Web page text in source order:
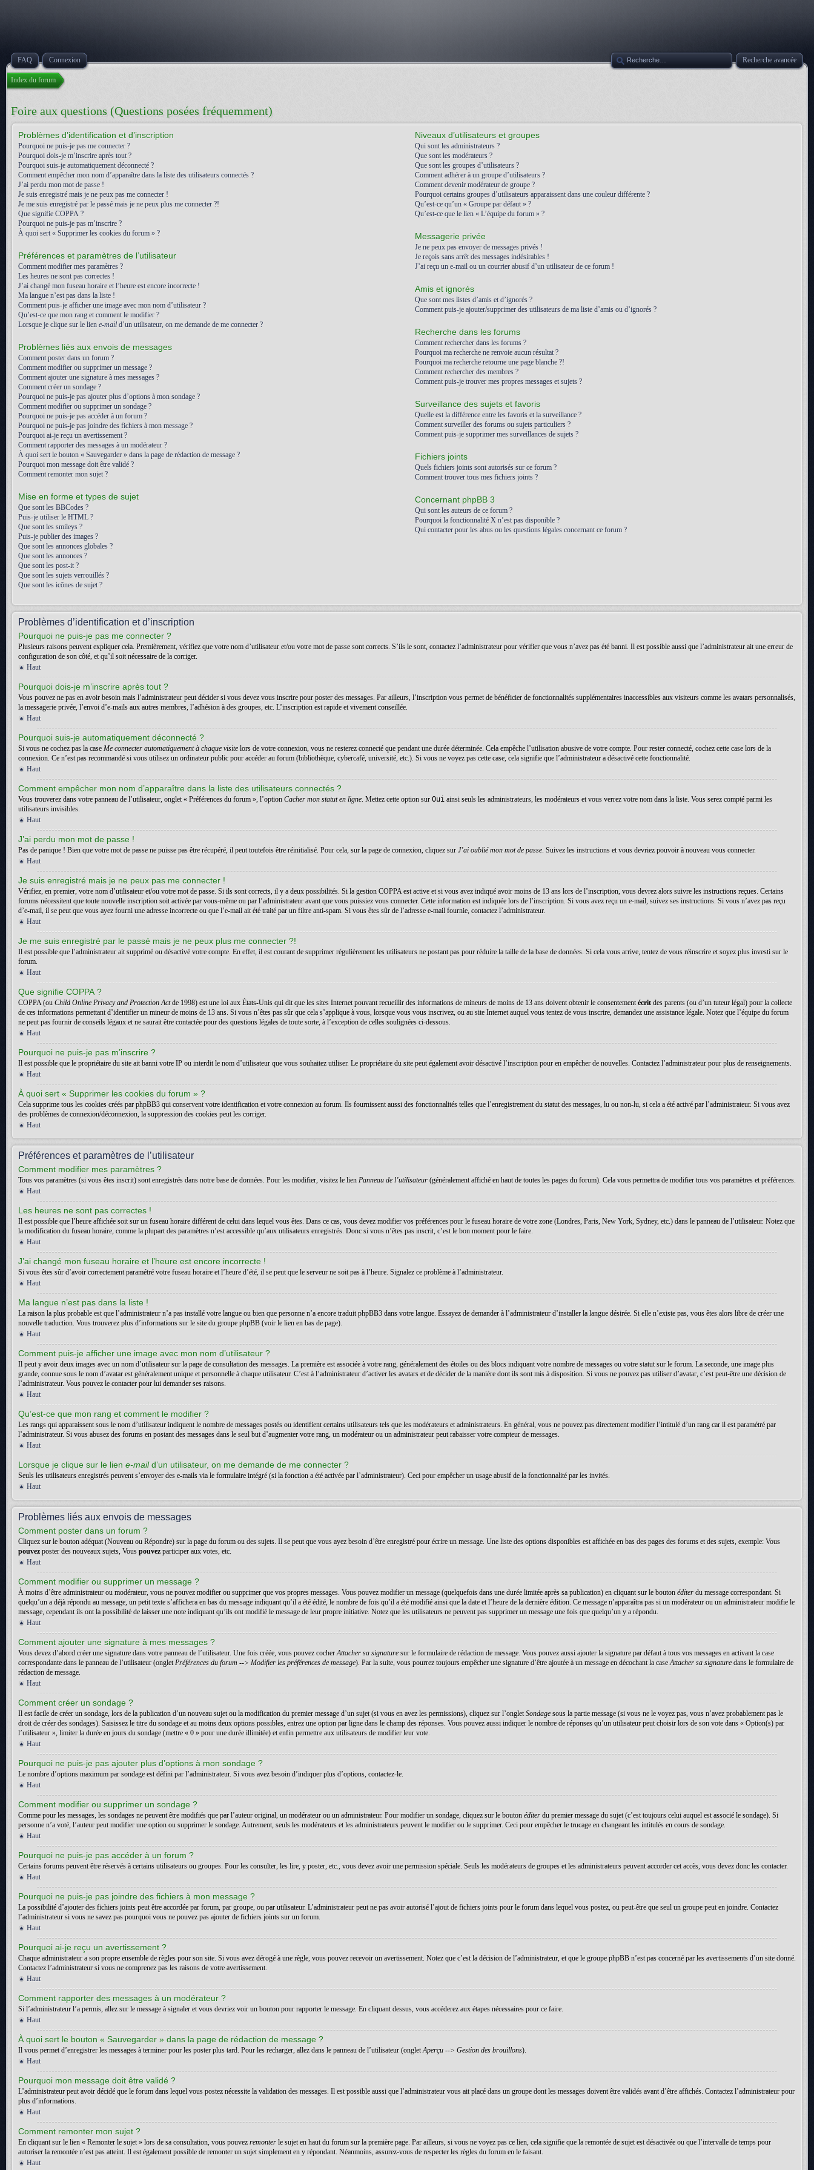
FAQ Connexion Recherche avancée
Index du forum
Foire aux questions (Questions posées fréquemment)
Problèmes d’identification et d’inscription
Pourquoi ne puis-je pas me connecter ?
Pourquoi dois-je m’inscrire après tout ?
Pourquoi suis-je automatiquement déconnecté ?
Comment empêcher mon nom d’apparaître dans la liste des utilisateurs connectés ?
J’ai perdu mon mot de passe !
Je suis enregistré mais je ne peux pas me connecter !
Je me suis enregistré par le passé mais je ne peux plus me connecter ?!
Que signifie COPPA ?
Pourquoi ne puis-je pas m’inscrire ?
À quoi sert « Supprimer les cookies du forum » ?
Préférences et paramètres de l’utilisateur
Comment modifier mes paramètres ?
Les heures ne sont pas correctes !
J’ai changé mon fuseau horaire et l’heure est encore incorrecte !
Ma langue n’est pas dans la liste !
Comment puis-je afficher une image avec mon nom d’utilisateur ?
Qu’est-ce que mon rang et comment le modifier ?
Lorsque je clique sur le lien e-mail d’un utilisateur, on me demande de me connecter ?
Problèmes liés aux envois de messages
Comment poster dans un forum ?
Comment modifier ou supprimer un message ?
Comment ajouter une signature à mes messages ?
Comment créer un sondage ?
Pourquoi ne puis-je pas ajouter plus d’options à mon sondage ?
Comment modifier ou supprimer un sondage ?
Pourquoi ne puis-je pas accéder à un forum ?
Pourquoi ne puis-je pas joindre des fichiers à mon message ?
Pourquoi ai-je reçu un avertissement ?
Comment rapporter des messages à un modérateur ?
À quoi sert le bouton « Sauvegarder » dans la page de rédaction de message ?
Pourquoi mon message doit être validé ?
Comment remonter mon sujet ?
Mise en forme et types de sujet
Que sont les BBCodes ?
Puis-je utiliser le HTML ?
Que sont les smileys ?
Puis-je publier des images ?
Que sont les annonces globales ?
Que sont les annonces ?
Que sont les post-it ?
Que sont les sujets verrouillés ?
Que sont les icônes de sujet ?
Niveaux d’utilisateurs et groupes
Qui sont les administrateurs ?
Que sont les modérateurs ?
Que sont les groupes d’utilisateurs ?
Comment adhérer à un groupe d’utilisateurs ?
Comment devenir modérateur de groupe ?
Pourquoi certains groupes d’utilisateurs apparaissent dans une couleur différente ?
Qu’est-ce qu’un « Groupe par défaut » ?
Qu’est-ce que le lien « L’équipe du forum » ?
Messagerie privée
Je ne peux pas envoyer de messages privés !
Je reçois sans arrêt des messages indésirables !
J’ai reçu un e-mail ou un courrier abusif d’un utilisateur de ce forum !
Amis et ignorés
Que sont mes listes d’amis et d’ignorés ?
Comment puis-je ajouter/supprimer des utilisateurs de ma liste d’amis ou d’ignorés ?
Recherche dans les forums
Comment rechercher dans les forums ?
Pourquoi ma recherche ne renvoie aucun résultat ?
Pourquoi ma recherche retourne une page blanche ?!
Comment rechercher des membres ?
Comment puis-je trouver mes propres messages et sujets ?
Surveillance des sujets et favoris
Quelle est la différence entre les favoris et la surveillance ?
Comment surveiller des forums ou sujets particuliers ?
Comment puis-je supprimer mes surveillances de sujets ?
Fichiers joints
Quels fichiers joints sont autorisés sur ce forum ?
Comment trouver tous mes fichiers joints ?
Concernant phpBB 3
Qui sont les auteurs de ce forum ?
Pourquoi la fonctionnalité X n’est pas disponible ?
Qui contacter pour les abus ou les questions légales concernant ce forum ?
Problèmes d’identification et d’inscription
Pourquoi ne puis-je pas me connecter ?
Plusieurs raisons peuvent expliquer cela. Premièrement, vérifiez que votre nom d’utilisateur et/ou votre mot de passe sont corrects. S’ils le sont, contactez l’administrateur pour vérifier que vous n’avez pas été banni. Il est possible aussi que l’administrateur ait une erreur de
configuration de son côté, et qu’il soit nécessaire de la corriger.
Haut
Pourquoi dois-je m’inscrire après tout ?
Vous pouvez ne pas en avoir besoin mais l’administrateur peut décider si vous devez vous inscrire pour poster des messages. Par ailleurs, l’inscription vous permet de bénéficier de fonctionnalités supplémentaires inaccessibles aux visiteurs comme les avatars personnalisés,
la messagerie privée, l’envoi d’e-mails aux autres membres, l’adhésion à des groupes, etc. L’inscription est rapide et vivement conseillée.
Haut
Pourquoi suis-je automatiquement déconnecté ?
Si vous ne cochez pas la case Me connecter automatiquement à chaque visite lors de votre connexion, vous ne resterez connecté que pendant une durée déterminée. Cela empêche l’utilisation abusive de votre compte. Pour rester connecté, cochez cette case lors de la
connexion. Ce n’est pas recommandé si vous utilisez un ordinateur public pour accéder au forum (bibliothèque, cybercafé, université, etc.). Si vous ne voyez pas cette case, cela signifie que l’administrateur a désactivé cette fonctionnalité.
Haut
Comment empêcher mon nom d’apparaître dans la liste des utilisateurs connectés ?
Vous trouverez dans votre panneau de l’utilisateur, onglet « Préférences du forum », l’option Cacher mon statut en ligne. Mettez cette option sur Oui ainsi seuls les administrateurs, les modérateurs et vous verrez votre nom dans la liste. Vous serez compté parmi les
utilisateurs invisibles.
Haut
J’ai perdu mon mot de passe !
Pas de panique ! Bien que votre mot de passe ne puisse pas être récupéré, il peut toutefois être réinitialisé. Pour cela, sur la page de connexion, cliquez sur J’ai oublié mon mot de passe. Suivez les instructions et vous devriez pouvoir à nouveau vous connecter.
Haut
Je suis enregistré mais je ne peux pas me connecter !
Vérifiez, en premier, votre nom d’utilisateur et/ou votre mot de passe. Si ils sont corrects, il y a deux possibilités. Si la gestion COPPA est active et si vous avez indiqué avoir moins de 13 ans lors de l’inscription, vous devrez alors suivre les instructions reçues. Certains
forums nécessitent que toute nouvelle inscription soit activée par vous-même ou par l’administrateur avant que vous puissiez vous connecter. Cette information est indiquée lors de l’inscription. Si vous avez reçu un e-mail, suivez ses instructions. Si vous n’avez pas reçu
d’e-mail, il se peut que vous ayez fourni une adresse incorrecte ou que l’e-mail ait été traité par un filtre anti-spam. Si vous êtes sûr de l’adresse e-mail fournie, contactez l’administrateur.
Haut
Je me suis enregistré par le passé mais je ne peux plus me connecter ?!
Il est possible que l’administrateur ait supprimé ou désactivé votre compte. En effet, il est courant de supprimer régulièrement les utilisateurs ne postant pas pour réduire la taille de la base de données. Si cela vous arrive, tentez de vous réinscrire et soyez plus investi sur le
forum.
Haut
Que signifie COPPA ?
COPPA (ou Child Online Privacy and Protection Actde 1998) est une loi aux États-Unis qui dit que les sites Internet pouvant recueillir des informations de mineurs de moins de 13 ans doivent obtenir le consentementécrit des parents (ou d’un tuteur légal) pour la collecte
de ces informations permettant d’identifier un mineur de moins de 13 ans. Si vous n’êtes pas sûr que cela s’applique à vous, lorsque vous vous inscrivez, ou au site Internet auquel vous tentez de vous inscrire, demandez une assistance légale. Notez que l’équipe du forum
ne peut pas fournir de conseils légaux et ne saurait être contactée pour des questions légales de toute sorte, à l’exception de celles soulignées ci-dessous.
Haut
Pourquoi ne puis-je pas m’inscrire ?
Il est possible que le propriétaire du site ait banni votre IP ou interdit le nom d’utilisateur que vous souhaitez utiliser. Le propriétaire du site peut également avoir désactivé l’inscription pour en empêcher de nouvelles. Contactez l’administrateur pour plus de renseignements.
Haut
À quoi sert « Supprimer les cookies du forum » ?
Cela supprime tous les cookies créés par phpBB3 qui conservent votre identification et votre connexion au forum. Ils fournissent aussi des fonctionnalités telles que l’enregistrement du statut des messages, lu ou non-lu, si cela a été activé par l’administrateur. Si vous avez
des problèmes de connexion/déconnexion, la suppression des cookies peut les corriger.
Haut
Préférences et paramètres de l’utilisateur
Comment modifier mes paramètres ?
Tous vos paramètres (si vous êtes inscrit) sont enregistrés dans notre base de données. Pour les modifier, visitez le lien Panneau de l’utilisateur (généralement affiché en haut de toutes les pages du forum). Cela vous permettra de modifier tous vos paramètres et préférences.
Haut
Les heures ne sont pas correctes !
Il est possible que l’heure affichée soit sur un fuseau horaire différent de celui dans lequel vous êtes. Dans ce cas, vous devez modifier vos préférences pour le fuseau horaire de votre zone (Londres, Paris, New York, Sydney, etc.) dans le panneau de l’utilisateur. Notez que
la modification du fuseau horaire, comme la plupart des paramètres n’est accessible qu’aux utilisateurs enregistrés. Donc si vous n’êtes pas inscrit, c’est le bon moment pour le faire.
Haut
J’ai changé mon fuseau horaire et l’heure est encore incorrecte !
Si vous êtes sûr d’avoir correctement paramétré votre fuseau horaire et l’heure d’été, il se peut que le serveur ne soit pas à l’heure. Signalez ce problème à l’administrateur.
Haut
Ma langue n’est pas dans la liste !
La raison la plus probable est que l’administrateur n’a pas installé votre langue ou bien que personne n’a encore traduit phpBB3 dans votre langue. Essayez de demander à l’administrateur d’installer la langue désirée. Si elle n’existe pas, vous êtes alors libre de créer une
nouvelle traduction. Vous trouverez plus d’informations sur le site du groupe phpBB (voir le lien en bas de page).
Haut
Comment puis-je afficher une image avec mon nom d’utilisateur ?
Il peut y avoir deux images avec un nom d’utilisateur sur la page de consultation des messages. La première est associée à votre rang, généralement des étoiles ou des blocs indiquant votre nombre de messages ou votre statut sur le forum. La seconde, une image plus
grande, connue sous le nom d’avatar est généralement unique et personnelle à chaque utilisateur. C’est à l’administrateur d’activer les avatars et de décider de la manière dont ils sont mis à disposition. Si vous ne pouvez pas utiliser d’avatar, c’est peut-être une décision de
l’administrateur. Vous pouvez le contacter pour lui demander ses raisons.
Haut
Qu’est-ce que mon rang et comment le modifier ?
Les rangs qui apparaissent sous le nom d’utilisateur indiquent le nombre de messages postés ou identifient certains utilisateurs tels que les modérateurs et administrateurs. En général, vous ne pouvez pas directement modifier l’intitulé d’un rang car il est paramétré par
l’administrateur. Si vous abusez des forums en postant des messages dans le seul but d’augmenter votre rang, un modérateur ou un administrateur peut rabaisser votre compteur de messages.
Haut
Lorsque je clique sur le lien e-maild’un utilisateur, on me demande de me connecter ?
Seuls les utilisateurs enregistrés peuvent s’envoyer des e-mails via le formulaire intégré (si la fonction a été activée par l’administrateur). Ceci pour empêcher un usage abusif de la fonctionnalité par les invités.
Haut
Problèmes liés aux envois de messages
Comment poster dans un forum ?
Cliquez sur le bouton adéquat (Nouveau ou Répondre) sur la page du forum ou des sujets. Il se peut que vous ayez besoin d’être enregistré pour écrire un message. Une liste des options disponibles est affichée en bas des pages des forums et des sujets, exemple: Vous
pouvez poster des nouveaux sujets, Vous pouvez participer aux votes, etc.
Haut
Comment modifier ou supprimer un message ?
À moins d’être administrateur ou modérateur, vous ne pouvez modifier ou supprimer que vos propres messages. Vous pouvez modifier un message (quelquefois dans une durée limitée après sa publication) en cliquant sur le bouton éditer du message correspondant. Si
quelqu’un a déjà répondu au message, un petit texte s’affichera en bas du message indiquant qu’il a été édité, le nombre de fois qu’il a été modifié ainsi que la date et l’heure de la dernière édition. Ce message n’apparaîtra pas si un modérateur ou un administrateur modifie le
message, cependant ils ont la possibilité de laisser une note indiquant qu’ils ont modifié le message de leur propre initiative. Notez que les utilisateurs ne peuvent pas supprimer un message une fois que quelqu’un y a répondu.
Haut
Comment ajouter une signature à mes messages ?
Vous devez d’abord créer une signature dans votre panneau de l’utilisateur. Une fois créée, vous pouvez cocherAttacher sa signature sur le formulaire de rédaction de message. Vous pouvez aussi ajouter la signature par défaut à tous vos messages en activant la case
correspondante dans le panneau de l’utilisateur (ongletPréférences du forum --> Modifier les préférences de message). Par la suite, vous pourrez toujours empêcher une signature d’être ajoutée à un message en décochant la caseAttacher sa signature dans le formulaire de
rédaction de message.
Haut
Comment créer un sondage ?
Il est facile de créer un sondage, lors de la publication d’un nouveau sujet ou la modification du premier message d’un sujet (si vous en avez les permissions), cliquez sur l’ongletSondage sous la partie message (si vous ne le voyez pas, vous n’avez probablement pas le
droit de créer des sondages). Saisissez le titre du sondage et au moins deux options possibles, entrez une option par ligne dans le champ des réponses. Vous pouvez aussi indiquer le nombre de réponses qu’un utilisateur peut choisir lors de son vote dans « Option(s) par
l’utilisateur », limiter la durée en jours du sondage (mettre « 0 » pour une durée illimitée) et enfin permettre aux utilisateurs de modifier leur vote.
Haut
Pourquoi ne puis-je pas ajouter plus d’options à mon sondage ?
Le nombre d’options maximum par sondage est défini par l’administrateur. Si vous avez besoin d’indiquer plus d’options, contactez-le.
Haut
Comment modifier ou supprimer un sondage ?
Comme pour les messages, les sondages ne peuvent être modifiés que par l’auteur original, un modérateur ou un administrateur. Pour modifier un sondage, cliquez sur le bouton éditer du premier message du sujet (c’est toujours celui auquel est associé le sondage). Si
personne n’a voté, l’auteur peut modifier une option ou supprimer le sondage. Autrement, seuls les modérateurs et les administrateurs peuvent le modifier ou le supprimer. Ceci pour empêcher le trucage en changeant les intitulés en cours de sondage.
Haut
Pourquoi ne puis-je pas accéder à un forum ?
Certains forums peuvent être réservés à certains utilisateurs ou groupes. Pour les consulter, les lire, y poster, etc., vous devez avoir une permission spéciale. Seuls les modérateurs de groupes et les administrateurs peuvent accorder cet accès, vous devez donc les contacter.
Haut
Pourquoi ne puis-je pas joindre des fichiers à mon message ?
La possibilité d’ajouter des fichiers joints peut être accordée par forum, par groupe, ou par utilisateur. L’administrateur peut ne pas avoir autorisé l’ajout de fichiers joints pour le forum dans lequel vous postez, ou peut-être que seul un groupe peut en joindre. Contactez
l’administrateur si vous ne savez pas pourquoi vous ne pouvez pas ajouter de fichiers joints sur un forum.
Haut
Pourquoi ai-je reçu un avertissement ?
Chaque administrateur a son propre ensemble de règles pour son site. Si vous avez dérogé à une règle, vous pouvez recevoir un avertissement. Notez que c’est la décision de l’administrateur, et que le groupe phpBB n’est pas concerné par les avertissements d’un site donné.
Contactez l’administrateur si vous ne comprenez pas les raisons de votre avertissement.
Haut
Comment rapporter des messages à un modérateur ?
Si l’administrateur l’a permis, allez sur le message à signaler et vous devriez voir un bouton pour rapporter le message. En cliquant dessus, vous accéderez aux étapes nécessaires pour ce faire.
Haut
À quoi sert le bouton « Sauvegarder » dans la page de rédaction de message ?
Il vous permet d’enregistrer les messages à terminer pour les poster plus tard. Pour les recharger, allez dans le panneau de l’utilisateur (ongletAperçu --> Gestion des brouillons).
Haut
Pourquoi mon message doit être validé ?
L’administrateur peut avoir décidé que le forum dans lequel vous postez nécessite la validation des messages. Il est possible aussi que l’administrateur vous ait placé dans un groupe dont les messages doivent être validés avant d’être affichés. Contactez l’administrateur pour
plus d’informations.
Haut
Comment remonter mon sujet ?
En cliquant sur le lien « Remonter le sujet » lors de sa consultation, vous pouvez remonter le sujet en haut du forum sur la première page. Par ailleurs, si vous ne voyez pas ce lien, cela signifie que la remontée de sujet est désactivée ou que l’intervalle de temps pour
autoriser la remontée n’est pas atteint. Il est également possible de remonter un sujet simplement en y répondant. Néanmoins, assurez-vous de respecter les règles du forum en le faisant.
Haut